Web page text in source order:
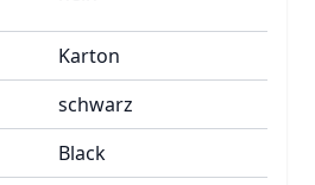
Karton
schwarz
Black